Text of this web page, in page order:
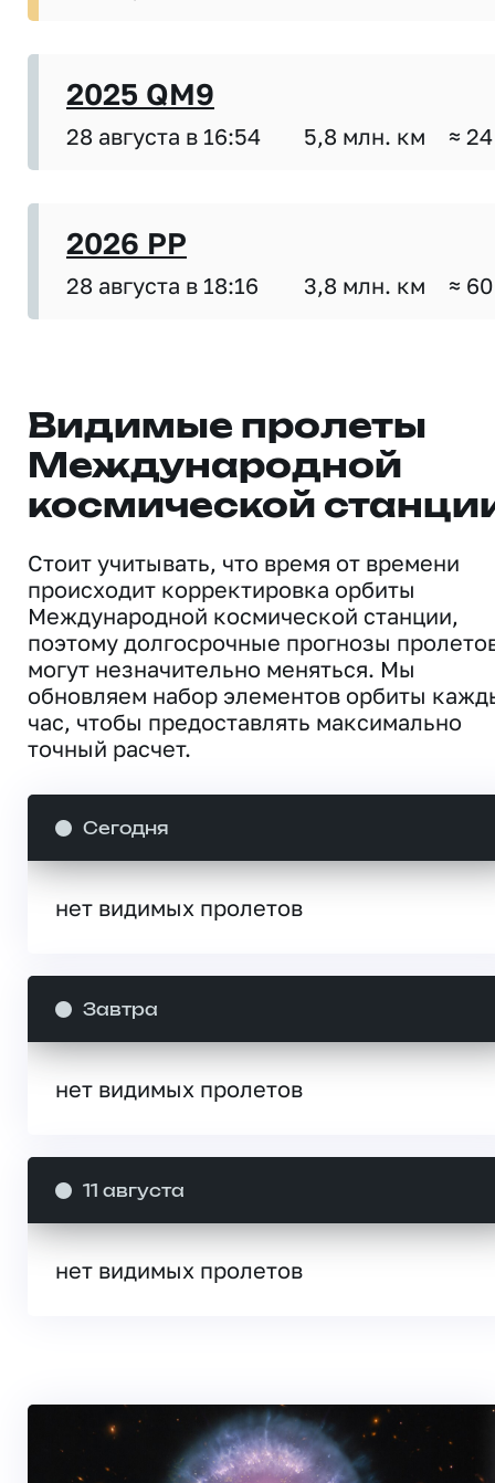
2025 QM9
28 августа в 16:54 5,8 млн. км ≈
2026 PP
28 августа в 18:16 3,8 млн. км ≈
Видимые пролеты
Международной
космической
Стоит учитывать, что время от времени
происходит корректировка орбиты
Международной космической станции,
поэтому долгосрочные прогнозы
могут незначительно меняться. Мы
обновляем набор элементов орбиты
час, чтобы предоставлять максимально
точный расчет.
Сегодня
нет видимых пролетов
Завтра
нет видимых пролетов
11 августа
нет видимых пролетов